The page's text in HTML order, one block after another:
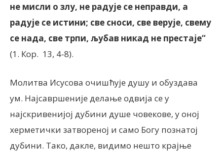
не мисли о злу, не радује се неправди, а
радује се истини; све сноси, све верује, свему
се нада, све трпи, љубав никад не престаје“
(1. Кор. 13, 4-8).
Молитва Исусова очишћује душу и обуздава
ум. Најсавршеније делање одвија се у
најскривенијој дубини душе човекове, у оној
херметички затвореној и само Богу познатој
дубини. Тако, дакле, видимо нешто крајње